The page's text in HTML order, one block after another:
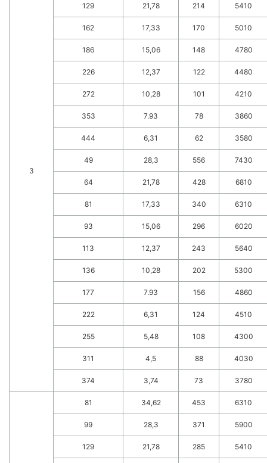
3
129 21,78 214 5410
162 17,33 170 5010
186 15,06 148 4780
226 12,37 122 4480
272 10,28 101 4210
353 7.93 78 3860
444 6,31 62 3580
49 28,3 556 7430
64 21,78 428 6810
81 17,33 340 6310
93 15,06 296 6020
113 12,37 243 5640
136 10,28 202 5300
177 7.93 156 4860
222 6,31 124 4510
255 5,48 108 4300
311 4,5 88 4030
374 3,74 73 3780
81 34,62 453 6310
99 28,3 371 5900
129 21,78 285 5410